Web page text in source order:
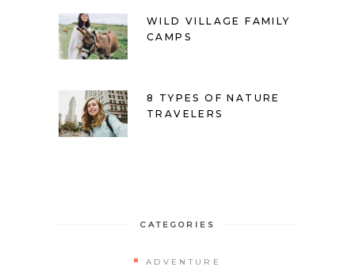
WILD VILLAGE FAMILY
CAMPS
8 TYPES OF NATURE
TRAVELERS
CATEGORIES
ADVENTURE